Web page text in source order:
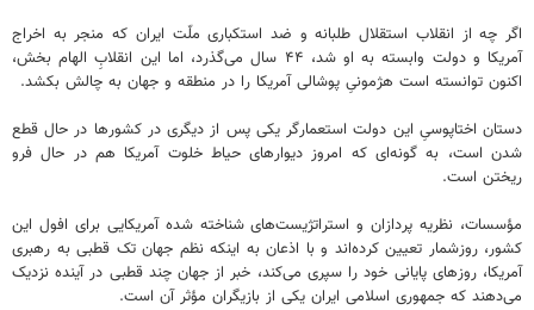
اگر چه از انقلاب استقلال طلبانه و ضد استکباری ملّت ایران که منجر به اخراج
آمریکا و دولت وابسته به او شد، ۴۴ سال می‌گذرد، اما این انقلابِ الهام بخش،
اکنون توانسته است هژمونیِ پوشالی آمریکا را در منطقه و جهان به چالش بکشد.
دستان اختاپوسیِ این دولت استعمارگر یکی پس از دیگری در کشورها در حال قطع
شدن است، به گونه‌ای که امروز دیوارهای حیاط خلوت آمریکا هم در حال فرو
ریختن است.
مؤسسات، نظریه پردازان و استراتژیست‌های شناخته شده آمریکایی برای افول این
کشور، روزشمار تعیین کرده‌اند و با اذعان به اینکه نظم جهان تک قطبی به رهبری
آمریکا، روزهای پایانی خود را سپری می‌کند، خبر از جهان چند قطبی در آینده نزدیک
می‌دهند که جمهوری اسلامی ایران یکی از بازیگران مؤثر آن است.